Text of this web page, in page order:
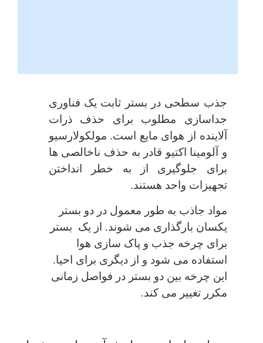
جذب سطحی در بستر ثابت یک فناوری
جداسازی مطلوب برای حذف ذرات
آلاینده از هوای مایع است. مولکولارسیو
و آلومینا اکتیو قادر به حذف ناخالصی ها
برای جلوگیری از به خطر انداختن
تجهیزات واحد هستند.
مواد جاذب به طور معمول در دو بستر
یکسان بارگذاری می شوند. از یک بستر
برای چرخه جذب و پاک سازی هوا
استفاده می شود و از دیگری برای احیا.
این چرخه بین دو بستر در فواصل زمانی
مکرر تغییر می کند.